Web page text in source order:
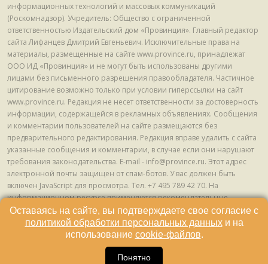
информационных технологий и массовых коммуникаций
(Роскомнадзор). Учредитель: Общество с ограниченной
ответственностью Издательский дом «Провинция». Главный редактор
сайта Лифанцев Дмитрий Евгеньевич. Исключительные права на
материалы, размещенные на сайте www.province.ru, принадлежат
ООО ИД «Провинция» и не могут быть использованы другими
лицами без письменного разрешения правообладателя. Частичное
цитирование возможно только при условии гиперссылки на сайт
www.province.ru. Редакция не несет ответственности за достоверность
информации, содержащейся в рекламных объявлениях. Сообщения
и комментарии пользователей на сайте размещаются без
предварительного редактирования. Редакция вправе удалить с сайта
указанные сообщения и комментарии, в случае если они нарушают
требования законодательства. E-mail - info@province.ru. Этот адрес
электронной почты защищен от спам-ботов. У вас должен быть
включен JavaScript для просмотра. Tел. +7 495 789 42 70. На
информационном ресурсе применяются рекомендательные
технологии (информационные технологии предоставления
информации на основе сбора, систематизации и анализа сведений,
относящихся к предпочтениям пользователей сети "Интернет",
находящихся на территории Российской Федерации) © ООО ИД
Оставаясь на сайте, вы подтверждаете свое согласие с
политикой обработки персональных данныхи на
использование cookie-файлов.
Понятно